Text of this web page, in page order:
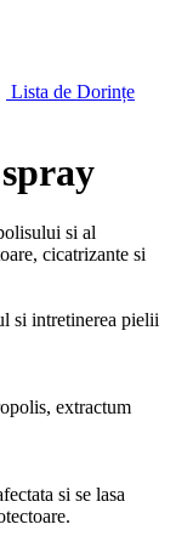
Lista de Dorințe
si al
cicatrizante si
si intretinerea pielii
extractum
si se lasa